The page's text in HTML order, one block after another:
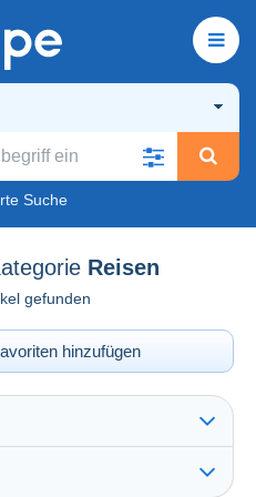
Suche
Reisen
gefunden
hinzufügen